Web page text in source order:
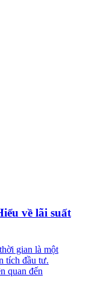
về lãi suất
gian là một
tích đầu tư.
quan đến